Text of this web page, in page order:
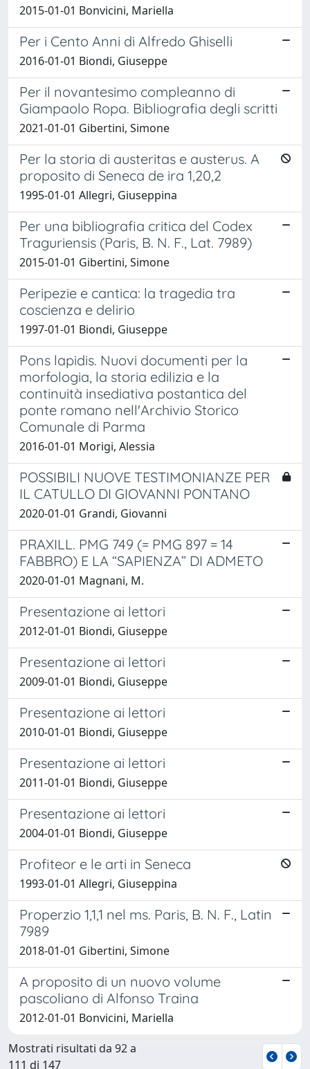
2015-01-01 Bonvicini, Mariella
Per i Cento Anni di Alfredo Ghiselli
2016-01-01 Biondi, Giuseppe
Per il novantesimo compleanno di
Giampaolo Ropa. Bibliografia degli scritti
2021-01-01 Gibertini, Simone
Per la storia di austeritas e austerus. A
proposito di Seneca de ira 1,20,2
1995-01-01 Allegri, Giuseppina
Per una bibliografia critica del Codex
Traguriensis (Paris, B. N. F., Lat. 7989)
2015-01-01 Gibertini, Simone
Peripezie e cantica: la tragedia tra
coscienza e delirio
1997-01-01 Biondi, Giuseppe
Pons lapidis. Nuovi documenti per la
morfologia, la storia edilizia e la
continuità insediativa postantica del
ponte romano nell'Archivio Storico
Comunale di Parma
2016-01-01 Morigi, Alessia
POSSIBILI NUOVE TESTIMONIANZE PER
IL CATULLO DI GIOVANNI PONTANO
2020-01-01 Grandi, Giovanni
PRAXILL. PMG 749 (= PMG 897 = 14
FABBRO) E LA “SAPIENZA” DI ADMETO
2020-01-01 Magnani, M.
Presentazione ai lettori
2012-01-01 Biondi, Giuseppe
Presentazione ai lettori
2009-01-01 Biondi, Giuseppe
Presentazione ai lettori
2010-01-01 Biondi, Giuseppe
Presentazione ai lettori
2011-01-01 Biondi, Giuseppe
Presentazione ai lettori
2004-01-01 Biondi, Giuseppe
Profiteor e le arti in Seneca
1993-01-01 Allegri, Giuseppina
Properzio 1,1,1 nel ms. Paris, B. N. F., Latin
7989
2018-01-01 Gibertini, Simone
A proposito di un nuovo volume
pascoliano di Alfonso Traina
2012-01-01 Bonvicini, Mariella
Mostrati risultati da 92 a
111 di 147